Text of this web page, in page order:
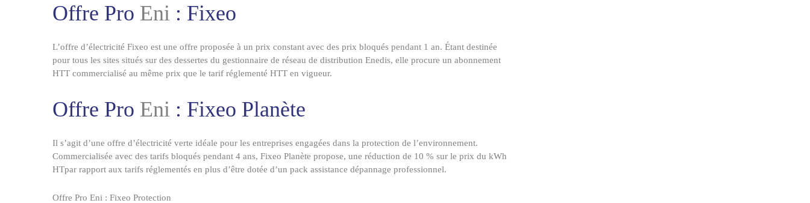
Offre Pro Eni : Fixeo
L’offre d’électricité Fixeo est une offre proposée à un prix constant avec des prix bloqués pendant 1 an. Étant destinée
pour tous les sites situés sur des dessertes du gestionnaire de réseau de distribution Enedis, elle procure un abonnement
HTT commercialisé au même prix que le tarif réglementé HTT en vigueur.
Offre Pro Eni : Fixeo Planète
Il s’agit d’une offre d’électricité verte idéale pour les entreprises engagées dans la protection de l’environnement.
Commercialisée avec des tarifs bloqués pendant 4 ans, Fixeo Planète propose, une réduction de 10 % sur le prix du kWh
HTpar rapport aux tarifs réglementés en plus d’être dotée d’un pack assistance dépannage professionnel.
Offre Pro Eni : Fixeo Protection